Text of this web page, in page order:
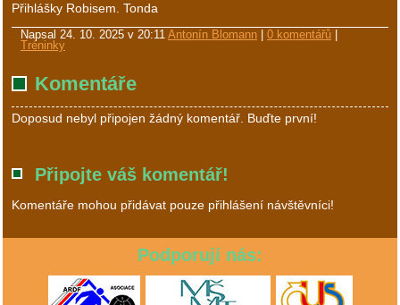
Přihlášky Robisem. Tonda
Napsal 24. 10. 2025 v 20:11 Antonín Blomann 0 komentářů
Tréninky
Komentáře
Doposud nebyl připojen žádný komentář. Buďte první!
Připojte váš komentář!
Komentáře mohou přidávat pouze přihlášení návštěvníci!
Podporují nás: